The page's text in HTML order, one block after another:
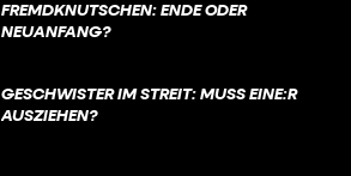
FREMDKNUTSCHEN: ENDE ODER
NEUANFANG?
GESCHWISTER IM STREIT: MUSS EINE:R
AUSZIEHEN?